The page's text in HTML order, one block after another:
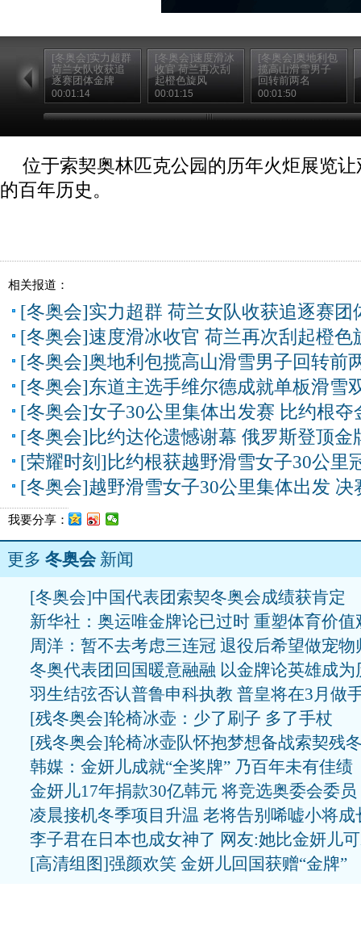
[冬奥会]实力超群
荷兰女队收获追
逐赛团体金牌
00:01:14
[冬奥会]速度滑冰
收官 荷兰再次刮
起橙色旋风
00:01:15
[冬奥会]奥地利包
揽高山滑雪男子
回转前两名
00:01:50
位于索契奥林匹克公园的历年火炬展览
的百年历史。
相关报道：
[冬奥会]实力超群 荷兰女队收获追逐赛团
[冬奥会]速度滑冰收官 荷兰再次刮起橙色
[冬奥会]奥地利包揽高山滑雪男子回转前
[冬奥会]东道主选手维尔德成就单板滑雪
[冬奥会]女子30公里集体出发赛 比约根夺
[冬奥会]比约达伦遗憾谢幕 俄罗斯登顶金
[荣耀时刻]比约根获越野滑雪女子30公里
[冬奥会]越野滑雪女子30公里集体出发 决
我要分享：
更多 冬奥会新闻
[冬奥会]中国代表团索契冬奥会成绩获肯定
新华社：奥运唯金牌论已过时 重塑体育价值
周洋：暂不去考虑三连冠 退役后希望做宠物
冬奥代表团回国暖意融融 以金牌论英雄成为
羽生结弦否认普鲁申科执教 普皇将在3月做
[残冬奥会]轮椅冰壶：少了刷子 多了手杖
[残冬奥会]轮椅冰壶队怀抱梦想备战索契残
韩媒：金妍儿成就“全奖牌” 乃百年未有佳绩
金妍儿17年捐款30亿韩元 将竞选奥委会委员
凌晨接机冬季项目升温 老将告别唏嘘小将成
李子君在日本也成女神了 网友:她比金妍儿
[高清组图]强颜欢笑 金妍儿回国获赠“金牌”